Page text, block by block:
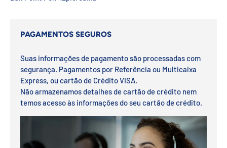
PAGAMENTOS SEGUROS
Suas informações de pagamento são processadas com
segurança. Pagamentos por Referência ou Multicaixa
Express, ou cartão de Crédito VISA.
Não armazenamos detalhes de cartão de crédito nem
temos acesso às informações do seu cartão de crédito.